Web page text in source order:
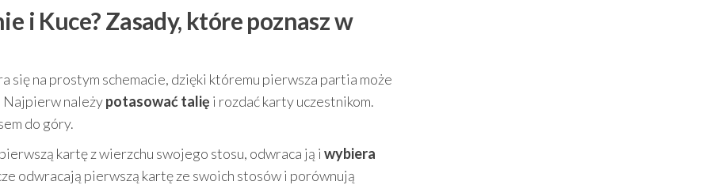
i Kuce? Zasady, które poznasz w
się na prostym schemacie, dzięki któremu pierwsza partia może
Najpierw należypotasować talię i rozdać karty uczestnikom.
do góry.
kartę z wierzchu swojego stosu, odwraca ją i wybiera
odwracają pierwszą kartę ze swoich stosów i porównują